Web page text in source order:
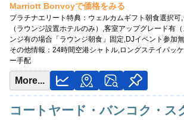
Marriott Bonvoyで価格をみる
プラチナエリート特典： ウェルカムギフト朝食選択可
（ラウンジ設置ホテルのみ）,客室アップグレード有
ンジ有の場合「ラウンジ朝食」固定,DJイベント参加
その他情報： 24時間空港シャトル,ロングステイパッ
ー手配
More...
コートヤード・バンコク・ス
その他情報：高層階ジャズラウンジ,1920年代テーマの